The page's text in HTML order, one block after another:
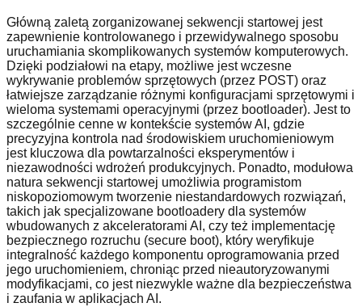
Główną zaletą zorganizowanej sekwencji startowej jest
zapewnienie kontrolowanego i przewidywalnego sposobu
uruchamiania skomplikowanych systemów komputerowych.
Dzięki podziałowi na etapy, możliwe jest wczesne
wykrywanie problemów sprzętowych (przez POST) oraz
łatwiejsze zarządzanie różnymi konfiguracjami sprzętowymi i
wieloma systemami operacyjnymi (przez bootloader). Jest to
szczególnie cenne w kontekście systemów AI, gdzie
precyzyjna kontrola nad środowiskiem uruchomieniowym
jest kluczowa dla powtarzalności eksperymentów i
niezawodności wdrożeń produkcyjnych. Ponadto, modułowa
natura sekwencji startowej umożliwia programistom
niskopoziomowym tworzenie niestandardowych rozwiązań,
takich jak specjalizowane bootloadery dla systemów
wbudowanych z akceleratorami AI, czy też implementację
bezpiecznego rozruchu (secure boot), który weryfikuje
integralność każdego komponentu oprogramowania przed
jego uruchomieniem, chroniąc przed nieautoryzowanymi
modyfikacjami, co jest niezwykle ważne dla bezpieczeństwa
i zaufania w aplikacjach AI.